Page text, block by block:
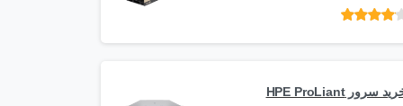
5
خرید سرور HPE ProLiant